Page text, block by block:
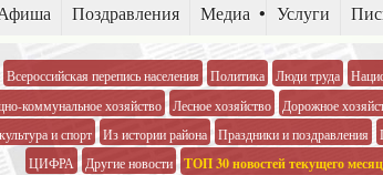
Поздравления Медиа Услуги
Всероссийская перепись населения Политика Люди труда
коммунальное хозяйство Лесное хозяйство Дорожное
и спорт Из истории района Праздники и поздравления
ЦИФРА
Другие новости ТОП 30 новостей текущего